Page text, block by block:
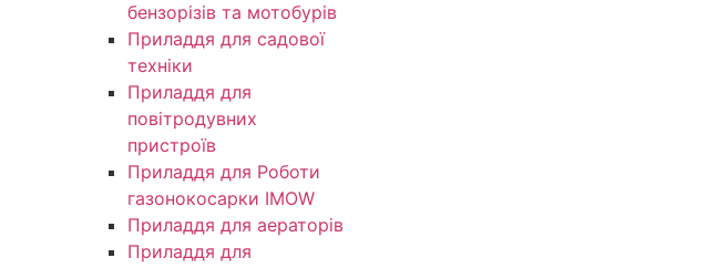
бензорізів та мотобурів
Приладдя для садової
техніки
Приладдя для
повітродувних
пристроїв
Приладдя для Роботи
газонокосарки IMOW
Приладдя для аераторів
Приладдя для